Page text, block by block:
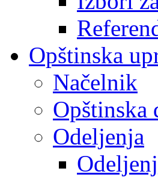
Opštinska
Načelnik
Opštinska
Odeljenja